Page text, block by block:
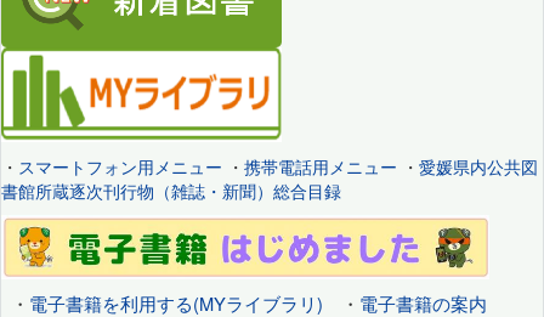
・ スマートフォン用メニュー ・ 携帯電話用メニュー ・ 愛媛県内公共図
書館所蔵逐次刊行物（雑誌・新聞）総合目録
・ 電子書籍を利用する(MYライブラリ) ・ 電子書籍の案内